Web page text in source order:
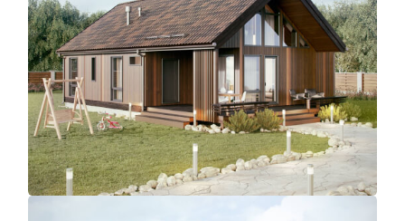
УСЛУГИ
КАТАЛОГ
ПОРТФОЛИО
АКЦИИ
СТАТЬИ
ЯКОРЬ
СПАСИБО